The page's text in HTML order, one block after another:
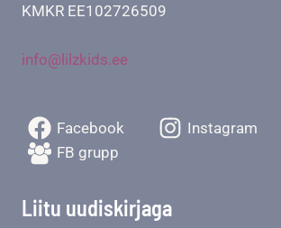
KMKR EE102726509
info@lilzkids.ee
Facebook
Instagram
FB grupp
Liitu uudiskirjaga